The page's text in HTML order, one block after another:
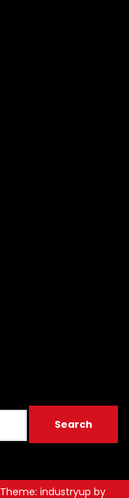
Theme: industryup by